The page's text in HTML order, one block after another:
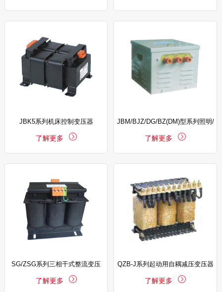
JBK5系列机床控制变压器
了解更多
JBM/BJZ/DG/BZ(DM)型系列照明/
行灯变压器
了解更多
SG/ZSG系列三相干式整流变压
了解更多
QZB-J系列起动用自耦减压变压器
了解更多